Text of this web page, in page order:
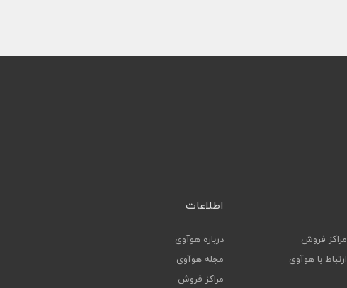
مراکز فروش
ارتباط با هوآوی
اطلاعات
درباره هوآوی
مجله هوآوی
مراکز فروش